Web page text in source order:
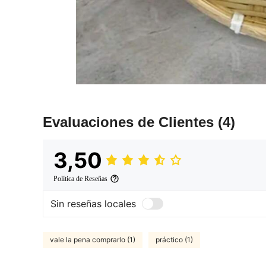
Evaluaciones de Clientes (4)
3,50
Política de Reseñas
Sin reseñas locales
vale la pena comprarlo (1) práctico (1)